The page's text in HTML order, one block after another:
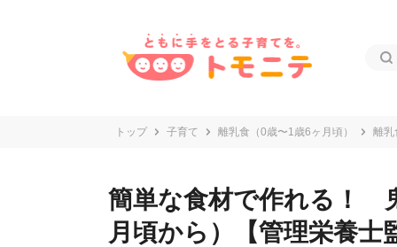
トップ 子育て 離乳食（0歳〜1歳6ヶ月頃） 離乳
簡単な食材で作れる！
月頃から）【管理栄養士